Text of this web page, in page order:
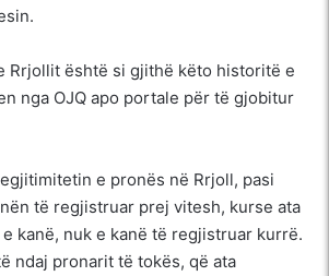
Rrjollit është si gjithë këto historitë e
nga OJQ apo portale për të gjobitur
e pronës në Rrjoll, pasi
të regjistruar prej vitesh, kurse ata
kanë, nuk e kanë të regjistruar kurrë.
ndaj pronarit të tokës, që ata